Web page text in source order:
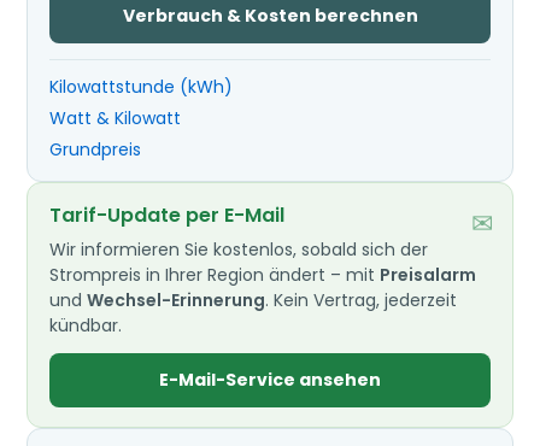
Verbrauch & Kosten berechnen
Kilowattstunde (kWh)
Watt & Kilowatt
Grundpreis
✉
Tarif-Update per E-Mail
Wir informieren Sie kostenlos, sobald sich der
Strompreis in Ihrer Region ändert – mit Preisalarm
undWechsel-Erinnerung. Kein Vertrag, jederzeit
kündbar.
E-Mail-Service ansehen